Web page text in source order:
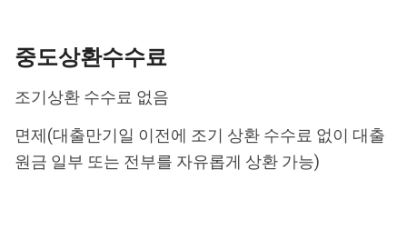
중도상환수수료
조기상환 수수료 없음
면제(대출만기일 이전에 조기 상환 수수료 없이 대출
원금 일부 또는 전부를 자유롭게 상환 가능)